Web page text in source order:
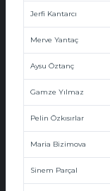
Jerfi Kantarcı
Merve Yantaç
Aysu Öztanç
Gamze Yılmaz
Pelin Özkısırlar
Maria Bizimova
Sinem Parçal